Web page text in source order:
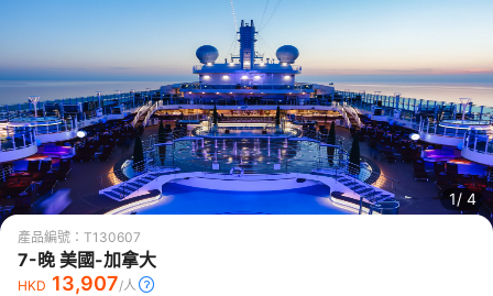
1/ 4
產品編號： T130607
7-晚 美國-加拿大
HKD 13,907/人